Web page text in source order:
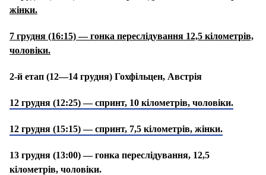
жінки.
7 грудня (16:15) — гонка переслідування 12,5 кілометрів,
чоловіки.
2-й етап (12—14 грудня) Гохфільцен, Австрія
12 грудня (12:25) — спринт, 10 кілометрів, чоловіки.
12 грудня (15:15) — спринт, 7,5 кілометрів, жінки.
13 грудня (13:00) — гонка переслідування, 12,5
кілометрів, чоловіки.